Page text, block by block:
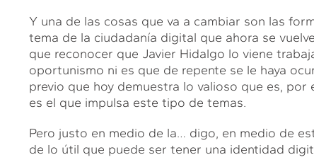
Y una de las cosas que va a cambiar son las
tema de la ciudadanía digital que ahora se
que reconocer que Javier Hidalgo lo viene
oportunismo ni es que de repente se le haya
previo que hoy demuestra lo valioso que es,
es el que impulsa este tipo de temas.
Pero justo en medio de la… digo, en medio de
de lo útil que puede ser tener una identidad